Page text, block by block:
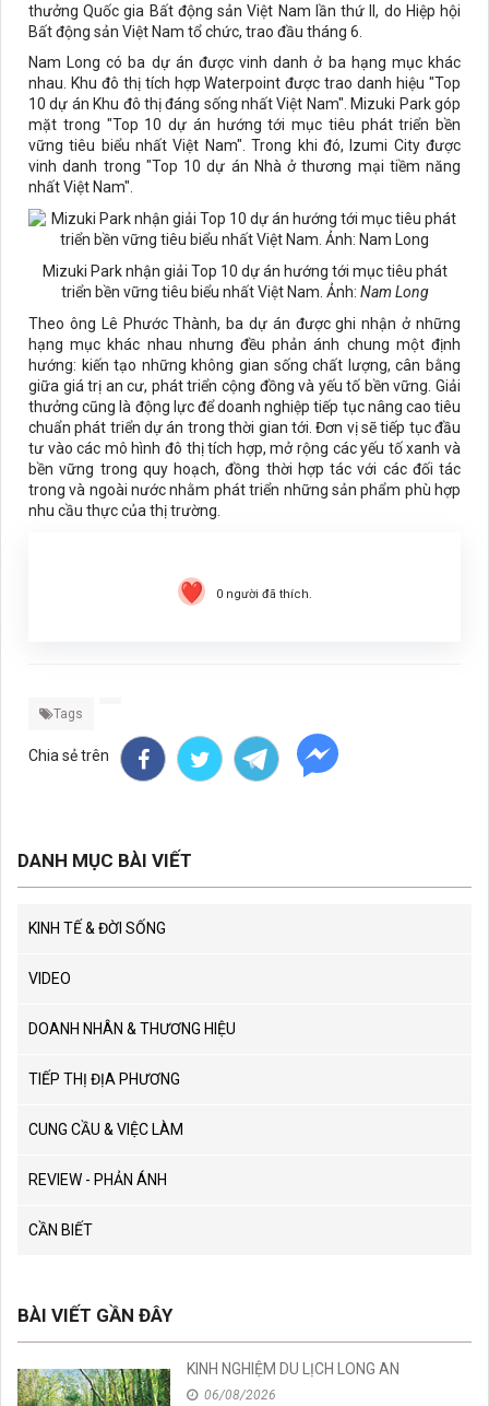
thưởng Quốc gia Bất động sản Việt Nam lần thứ II, do Hiệp hội
Bất động sản Việt Nam tổ chức, trao đầu tháng 6.
Nam Long có ba dự án được vinh danh ở ba hạng mục khác
nhau. Khu đô thị tích hợp Waterpoint được trao danh hiệu "Top
10 dự án Khu đô thị đáng sống nhất Việt Nam". Mizuki Park góp
mặt trong "Top 10 dự án hướng tới mục tiêu phát triển bền
vững tiêu biểu nhất Việt Nam". Trong khi đó, Izumi City được
vinh danh trong "Top 10 dự án Nhà ở thương mại tiềm năng
nhất Việt Nam".
Mizuki Park nhận giải Top 10 dự án hướng tới mục tiêu phát
triển bền vững tiêu biểu nhất Việt Nam. Ảnh: Nam Long
Theo ông Lê Phước Thành, ba dự án được ghi nhận ở những
hạng mục khác nhau nhưng đều phản ánh chung một định
hướng: kiến tạo những không gian sống chất lượng, cân bằng
giữa giá trị an cư, phát triển cộng đồng và yếu tố bền vững. Giải
thưởng cũng là động lực để doanh nghiệp tiếp tục nâng cao tiêu
chuẩn phát triển dự án trong thời gian tới. Đơn vị sẽ tiếp tục đầu
tư vào các mô hình đô thị tích hợp, mở rộng các yếu tố xanh và
bền vững trong quy hoạch, đồng thời hợp tác với các đối tác
trong và ngoài nước nhằm phát triển những sản phẩm phù hợp
nhu cầu thực của thị trường.
0người đã thích.
Tags
Chia sẻ trên
DANH MỤC BÀI VIẾT
KINH TẾ & ĐỜI SỐNG
VIDEO
DOANH NHÂN & THƯƠNG HIỆU
TIẾP THỊ ĐỊA PHƯƠNG
CUNG CẦU & VIỆC LÀM
REVIEW - PHẢN ÁNH
CẦN BIẾT
BÀI VIẾT GẦN ĐÂY
KINH NGHIỆM DU LỊCH LONG AN
06/08/2026